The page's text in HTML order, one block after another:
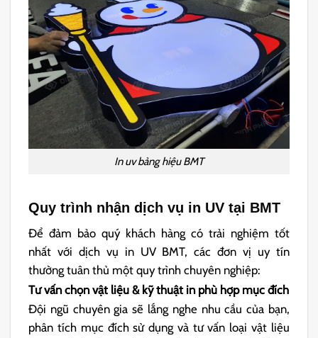
In uv bảng hiệu BMT
Quy trình nhận dịch vụ in UV tại BMT
Để đảm bảo quý khách hàng có trải nghiệm tốt
nhất với dịch vụ in UV BMT, các đơn vị uy tín
thường tuân thủ một quy trình chuyên nghiệp:
Tư vấn chọn vật liệu & kỹ thuật in phù hợp mục đích
Đội ngũ chuyên gia sẽ lắng nghe nhu cầu của bạn,
phân tích mục đích sử dụng và tư vấn loại vật liệu